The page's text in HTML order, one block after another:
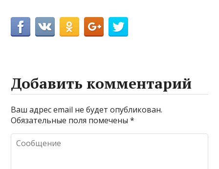
Добавить комментарий
Ваш адрес email не будет опубликован.
Обязательные поля помечены*